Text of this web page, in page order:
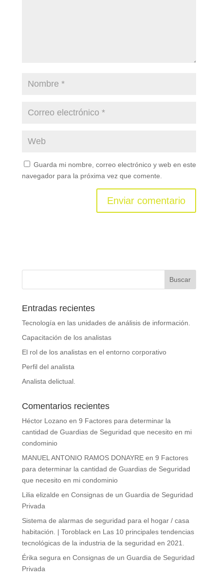
Guarda mi nombre, correo electrónico y web en este
navegador para la próxima vez que comente.
Entradas recientes
Tecnología en las unidades de análisis de información.
Capacitación de los analistas
El rol de los analistas en el entorno corporativo
Perfil del analista
Analista delictual.
Comentarios recientes
Héctor Lozanoen 9 Factores para determinar la
cantidad de Guardias de Seguridad que necesito en mi
condominio
MANUEL ANTONIO RAMOS DONAYREen 9 Factores
para determinar la cantidad de Guardias de Seguridad
que necesito en mi condominio
Lilia elizalde en Consignas de un Guardia de Seguridad
Privada
Sistema de alarmas de seguridad para el hogar / casa
habitación. | Toroblacken Las 10 principales tendencias
tecnológicas de la industria de la seguridad en 2021.
Érika segura en Consignas de un Guardia de Seguridad
Privada